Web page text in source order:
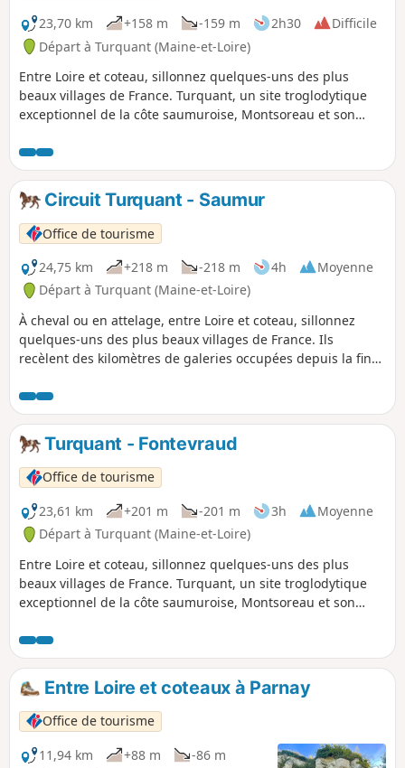
23,70 km
+158 m -159 m 2h30
Difficile
Départ à Turquant (Maine-et-Loire)
Entre Loire et coteau, sillonnez quelques-uns des plus
beaux villages de France. Turquant, un site troglodytique
exceptionnel de la côte saumuroise, Montsoreau et son
de caractère, Fontevraud et son Abbaye royale, la
confluence entre la Loire et la Vienne et le superbe
panorama à Candes-Saint-Martin.
Circuit Turquant - Saumur
Office de tourisme
24,75 km
+218 m -218 m 4h
Moyenne
Départ à Turquant (Maine-et-Loire)
À cheval ou en attelage, entre Loire et coteau, sillonnez
quelques-uns des plus beaux villages de France. Ils
recèlent des kilomètres de galeries occupées depuis la fin
monuments de la région leur blondeur et au vin d'AOC
Saumur-Champigny ses qualités gustatives. Découvrez un
patrimoine d'une exceptionnelle richesse : château,
moulins, lavoirs, loges de vigne, caves de dégustation...
Turquant - Fontevraud
Office de tourisme
23,61 km
+201 m -201 m 3h
Moyenne
Départ à Turquant (Maine-et-Loire)
Entre Loire et coteau, sillonnez quelques-uns des plus
beaux villages de France. Turquant, un site troglodytique
exceptionnel de la côte saumuroise, Montsoreau et son
de caractère, Fontevraud et son abbaye royale, la
confluence entre la Loire et la Vienne et le superbe
panorama à Candes-Saint-Martin.
Entre Loire et coteaux à Parnay
Office de tourisme
11,94 km
+88 m
-86 m